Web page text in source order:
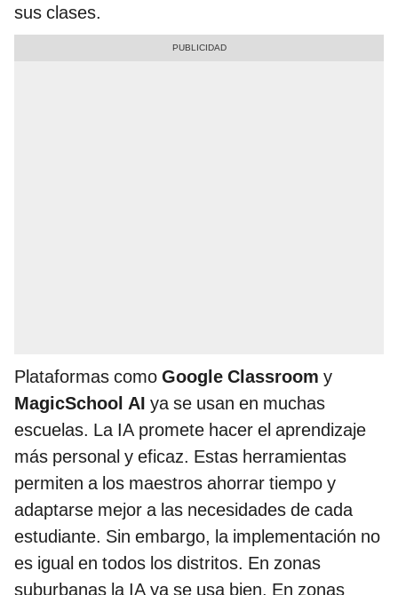
sus clases.
Plataformas como Google Classroom y
MagicSchool AI ya se usan en muchas
escuelas. La IA promete hacer el aprendizaje
más personal y eficaz. Estas herramientas
permiten a los maestros ahorrar tiempo y
adaptarse mejor a las necesidades de cada
estudiante. Sin embargo, la implementación no
es igual en todos los distritos. En zonas
suburbanas la IA ya se usa bien. En zonas